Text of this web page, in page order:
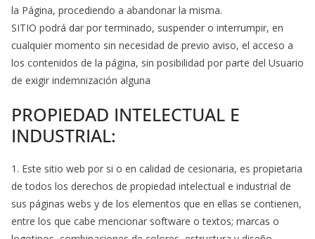
la Página, procediendo a abandonar la misma.
SITIO podrá dar por terminado, suspender o interrumpir, en
cualquier momento sin necesidad de previo aviso, el acceso a
los contenidos de la página, sin posibilidad por parte del Usuario
de exigir indemnización alguna
PROPIEDAD INTELECTUAL E
INDUSTRIAL:
1. Este sitio web por si o en calidad de cesionaria, es propietaria
de todos los derechos de propiedad intelectual e industrial de
sus páginas webs y de los elementos que en ellas se contienen,
entre los que cabe mencionar software o textos; marcas o